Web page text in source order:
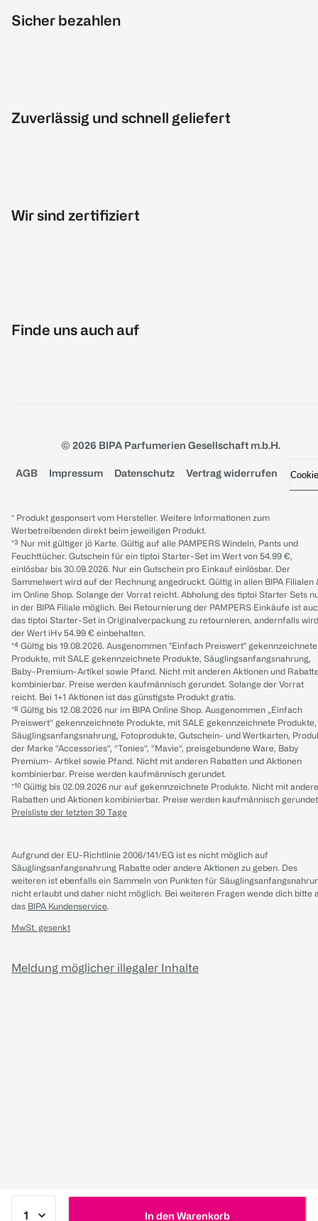
In den Warenkorb
Sicher bezahlen
Zuverlässig und schnell geliefert
Wir sind zertifiziert
Finde uns auch auf
© 2026 BIPA Parfumerien Gesellschaft m.b.H.
AGB Impressum Datenschutz Vertrag widerrufen
* Produkt gesponsert vom Hersteller. Weitere Informationen zum
Werbetreibenden direkt beim jeweiligen Produkt.
*³ Nur mit gültiger jö Karte. Gültig auf alle PAMPERS Windeln, Pants und
Feuchttücher. Gutschein für ein tiptoi Starter-Set im Wert von 54.99 €,
einlösbar bis 30.09.2026. Nur ein Gutschein pro Einkauf einlösbar. Der
Sammelwert wird auf der Rechnung angedruckt. Gültig in allen BIPA Filialen
im Online Shop. Solange der Vorrat reicht. Abholung des tiptoi Starter Sets
in der BIPA Filiale möglich. Bei Retournierung der PAMPERS Einkäufe ist
das tiptoi Starter-Set in Originalverpackung zu retournieren, andernfalls wird
der Wert iHv 54.99 € einbehalten.
*⁴ Gültig bis 19.08.2026. Ausgenommen "Einfach Preiswert" gekennzeichnete
Produkte, mit SALE gekennzeichnete Produkte, Säuglingsanfangsnahrung,
Baby-Premium-Artikel sowie Pfand. Nicht mit anderen Aktionen und
kombinierbar. Preise werden kaufmännisch gerundet. Solange der Vorrat
reicht. Bei 1+1 Aktionen ist das günstigste Produkt gratis.
*⁸ Gültig bis 12.08.2026 nur im BIPA Online Shop. Ausgenommen „Einfach
Preiswert“ gekennzeichnete Produkte, mit SALE gekennzeichnete Produkte,
Säuglingsanfangsnahrung, Fotoprodukte, Gutschein- und Wertkarten,
der Marke “Accessories“, “Tonies“, “Mavie“, preisgebundene Ware, Baby
Premium- Artikel sowie Pfand. Nicht mit anderen Rabatten und Aktionen
kombinierbar. Preise werden kaufmännisch gerundet.
*¹⁰ Gültig bis 02.09.2026 nur auf gekennzeichnete Produkte. Nicht mit
Rabatten und Aktionen kombinierbar. Preise werden kaufmännisch
Preisliste der letzten 30 Tage
Aufgrund der EU-Richtlinie 2006/141/EG ist es nicht möglich auf
Säuglingsanfangsnahrung Rabatte oder andere Aktionen zu geben. Des
weiteren ist ebenfalls ein Sammeln von Punkten für
nicht erlaubt und daher nicht möglich. Bei weiteren Fragen wende dich bitte
das BIPA Kundenservice.
MwSt. gesenkt
Meldung möglicher illegaler Inhalte